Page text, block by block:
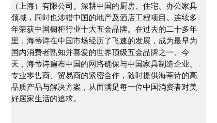
（上海）有限公司。深耕中国的厨房、住宅、办公家具
领域，同时也涉猎中国的地产及酒店工程项目。连续多
年荣获中国橱柜行业十大五金品牌。在过去的二十多年
里，海蒂诗在中国市场经历了飞速的发展，成为最早为
国内消费者熟知并喜爱的世界顶级五金品牌之一。今
天，海蒂诗遍布中国的网络确保与中国家具制造企业、
专业零售商、贸易商的紧密合作，随时提供海蒂诗的高
品质产品与解决方案，从而满足每一位中国消费者对美
好居家生活的追求。